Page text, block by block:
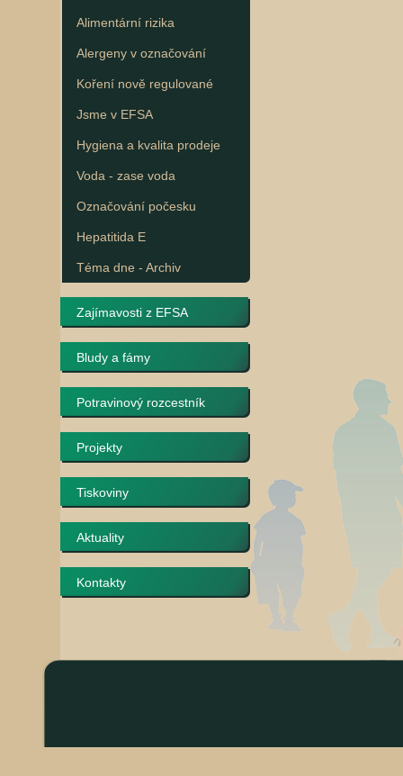
Alimentární rizika
Alergeny v označování
Koření nově regulované
Jsme v EFSA
Hygiena a kvalita prodeje
Voda - zase voda
Označování počesku
Hepatitida E
Téma dne - Archiv
Zajímavosti z EFSA
Bludy a fámy
Potravinový rozcestník
Projekty
Tiskoviny
Aktuality
Kontakty